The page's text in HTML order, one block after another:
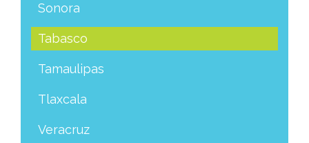
Sonora
Tabasco
Tamaulipas
Tlaxcala
Veracruz